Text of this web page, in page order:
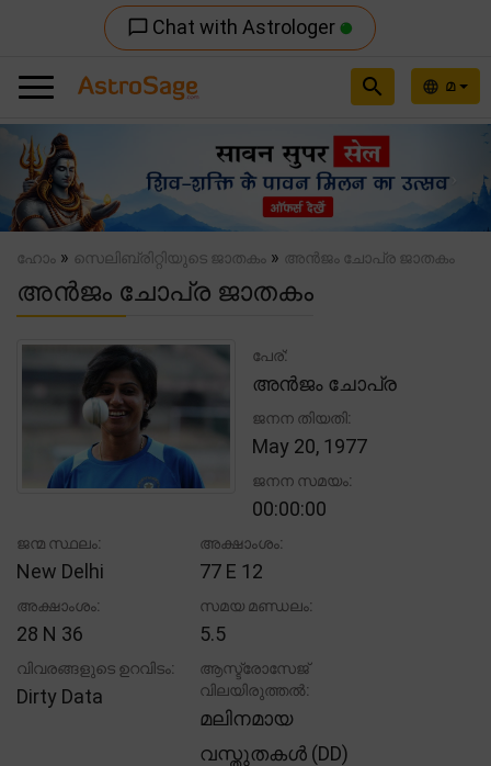
chat_bubble_outline Chat with Astrologer
language മ
search
Previous
ഹോം » സെലിബ്രിറ്റിയുടെ ജാതകം » അൻജം ചോപ്ര ജാതകം
അൻജം ചോപ്ര ജാതകം
പേര്:
അൻജം ചോപ്ര
ജനന തിയതി:
May 20, 1977
ജനന സമയം:
00:00:00
ജന്മ സ്ഥലം:
New Delhi
അക്ഷാംശം:
77 E 12
അക്ഷാംശം:
28 N 36
സമയ മണ്ഡലം:
5.5
വിവരങ്ങളുടെ ഉറവിടം:
Dirty Data
ആസ്ട്രോസേജ്
വിലയിരുത്തൽ:
മലിനമായ
വസ്തുതകൾ (DD)